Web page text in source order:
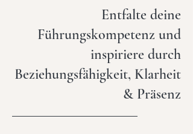
Entfalte deine
Führungskompetenz und
inspiriere durch
Beziehungsfähigkeit, Klarheit
& Präsenz